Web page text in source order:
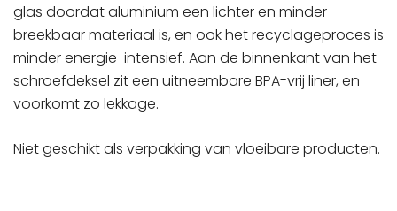
glas doordat aluminium een lichter en minder
breekbaar materiaal is, en ook het recyclageproces is
minder energie-intensief. Aan de binnenkant van het
schroefdeksel zit een uitneembare BPA-vrij liner, en
voorkomt zo lekkage.
Niet geschikt als verpakking van vloeibare producten.